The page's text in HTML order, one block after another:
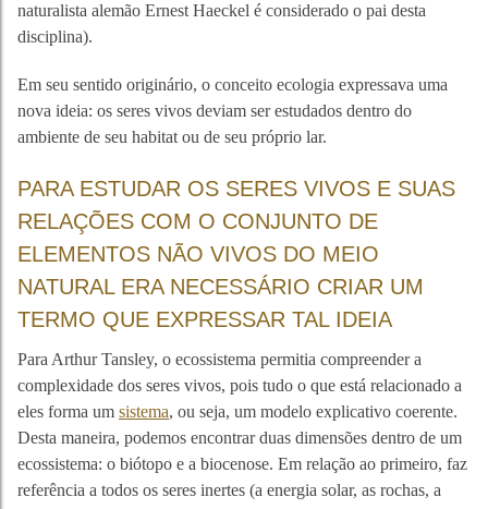
naturalista alemão Ernest Haeckel é considerado o pai desta
disciplina).
Em seu sentido originário, o conceito ecologia expressava uma
nova ideia: os seres vivos deviam ser estudados dentro do
ambiente de seu habitat ou de seu próprio lar.
PARA ESTUDAR OS SERES VIVOS E SUAS
RELAÇÕES COM O CONJUNTO DE
ELEMENTOS NÃO VIVOS DO MEIO
NATURAL ERA NECESSÁRIO CRIAR UM
TERMO QUE EXPRESSAR TAL IDEIA
Para Arthur Tansley, o ecossistema permitia compreender a
complexidade dos seres vivos, pois tudo o que está relacionado a
eles forma um sistema, ou seja, um modelo explicativo coerente.
Desta maneira, podemos encontrar duas dimensões dentro de um
ecossistema: o biótopo e a biocenose. Em relação ao primeiro, faz
referência a todos os seres inertes (a energia solar, as rochas, a